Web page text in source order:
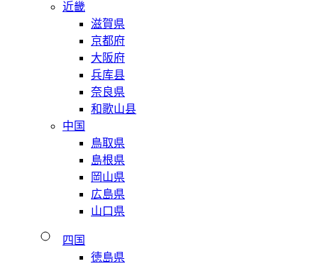
近畿
滋賀県
京都府
大阪府
兵库县
奈良県
和歌山县
中国
鳥取県
島根県
岡山県
広島県
山口県
四国
徳島県